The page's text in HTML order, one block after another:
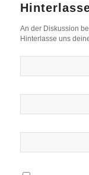
An der Diskussion
Hinterlasse uns